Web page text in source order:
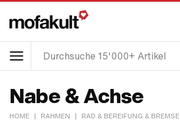
Nabe & Achse
HOME | RAHMEN | RAD & BEREIFUNG & BREMSE